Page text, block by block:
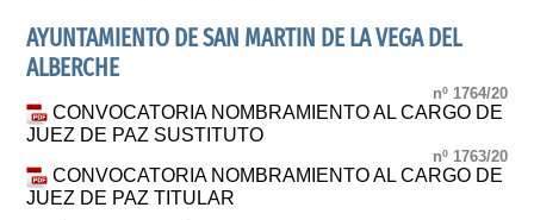
AYUNTAMIENTO DE SAN MARTIN DE LA VEGA DEL
ALBERCHE
nº 1764/20
CONVOCATORIA NOMBRAMIENTO AL CARGO DE
JUEZ DE PAZ SUSTITUTO
nº 1763/20
CONVOCATORIA NOMBRAMIENTO AL CARGO DE
JUEZ DE PAZ TITULAR